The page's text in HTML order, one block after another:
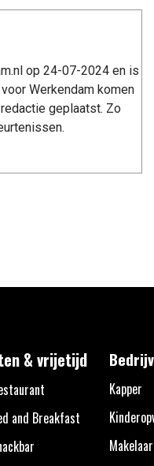
op 24-07-2024 en is
Werkendam komen
geplaatst. Zo
& vrijetijd
and Breakfast
Kapper
Makelaar